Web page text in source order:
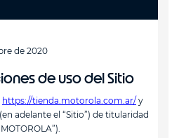
de 2020
de uso del Sitio
https://tienda.motorola.com.ar/ y
adelante el “Sitio”) de titularidad